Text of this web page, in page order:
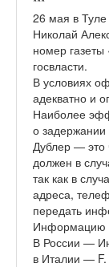
26 мая в Туле
Николай
номер газеты
госвласти.
В условиях
адекватно и
Наиболее
о задержании
Дублер — это
должен в
так как в
адреса,
передать
Информацию
В России —
в Италии — F.